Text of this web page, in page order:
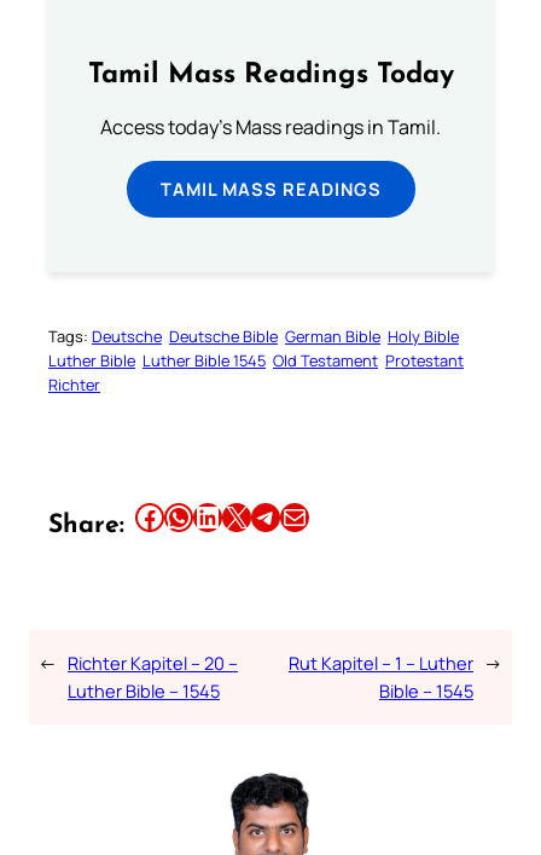
Tamil Mass Readings Today
Access today's Mass readings in Tamil.
TAMIL MASS READINGS
Tags: Deutsche Deutsche Bible German Bible Holy Bible
Luther Bible Luther Bible 1545 Old Testament Protestant
Richter
Share: Share this article on Facebook Share this article on WhatsApp Share this article on LinkedIn Share this article on X Share this article on TelegramEmail this Article
← Richter Kapitel – 20 –
Luther Bible – 1545
Rut Kapitel – 1 – Luther
Bible – 1545
→